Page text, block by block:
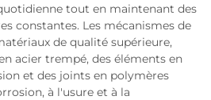
tout en maintenant des
constantes. Les mécanismes de
de qualité supérieure,
acier trempé, des éléments en
et des joints en polymères
à l'usure et à la